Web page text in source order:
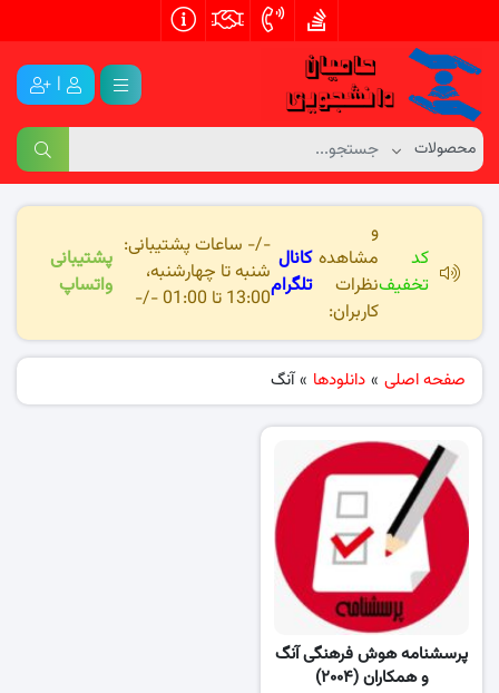
|
کد
تخفیف
و
مشاهده
نظرات
کاربران:
کانال
تلگرام
-/- ساعات پشتیبانی:
شنبه تا چهارشنبه،
13:00 تا 01:00 -/-
پشتیبانی
واتساپ
صفحه اصلی » دانلودها » آنگ
پرسشنامه هوش فرهنگی آنگ
و همکاران (۲۰۰۴)